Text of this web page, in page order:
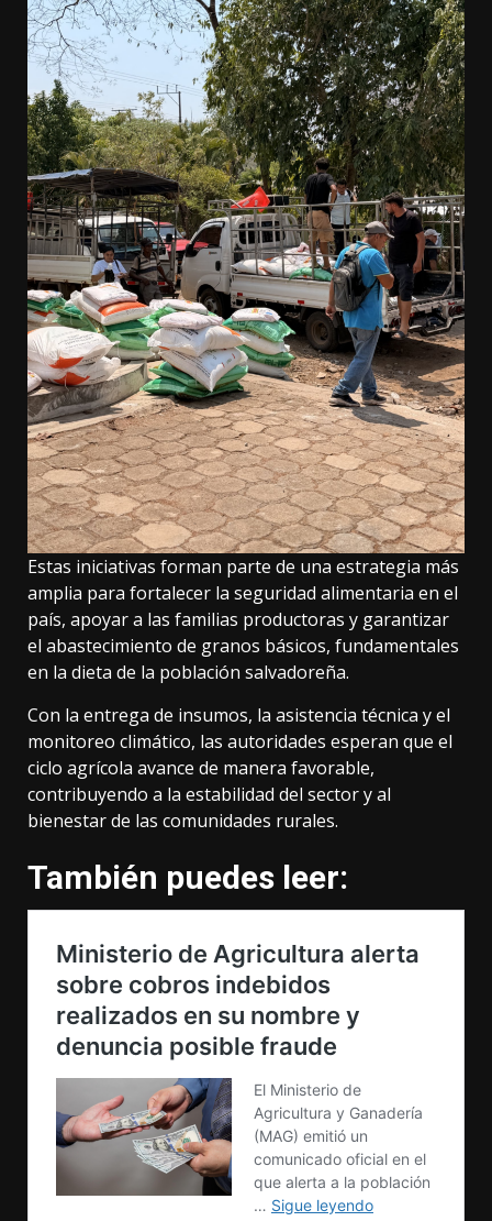
Estas iniciativas forman parte de una estrategia más
amplia para fortalecer la seguridad alimentaria en el
país, apoyar a las familias productoras y garantizar
el abastecimiento de granos básicos, fundamentales
en la dieta de la población salvadoreña.
Con la entrega de insumos, la asistencia técnica y el
monitoreo climático, las autoridades esperan que el
ciclo agrícola avance de manera favorable,
contribuyendo a la estabilidad del sector y al
bienestar de las comunidades rurales.
También puedes leer: